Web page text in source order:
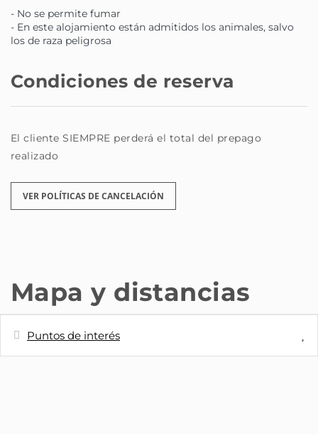
- No se permite fumar
- En este alojamiento están admitidos los animales, salvo
los de raza peligrosa
Condiciones de reserva
El cliente SIEMPRE perderá el total del prepago
realizado
VER POLÍTICAS DE CANCELACIÓN
Mapa y distancias
Puntos de interés